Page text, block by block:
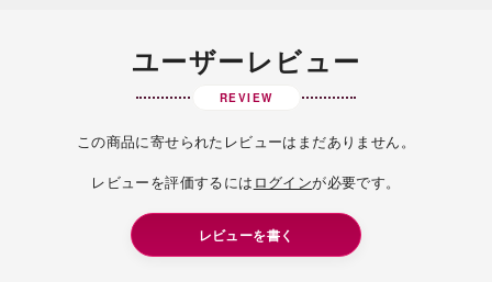
ユーザーレビュー
REVIEW
この商品に寄せられたレビューはまだありません。
レビューを評価するには ログインが必要です。
レビューを書く